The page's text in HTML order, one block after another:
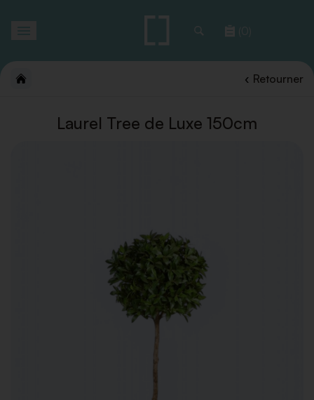
(0)
Retourner
Laurel Tree de Luxe 150cm